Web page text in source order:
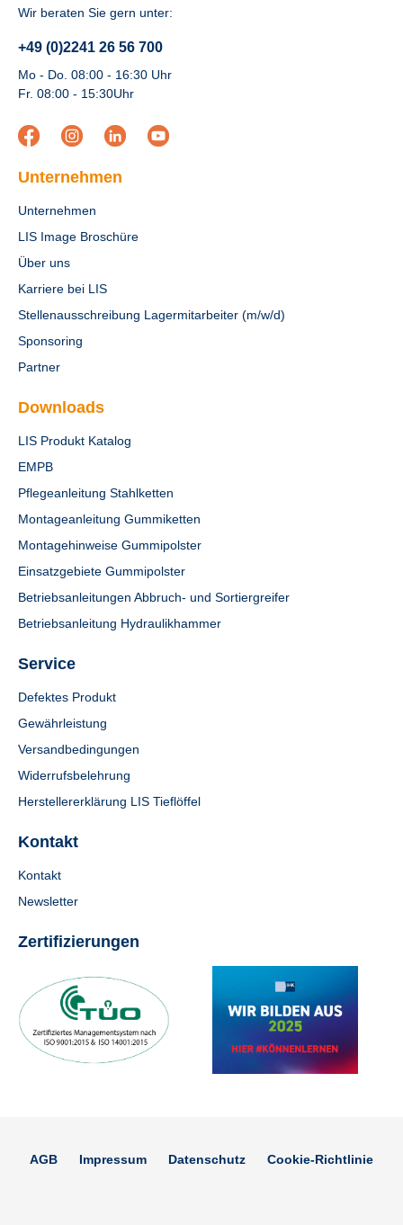
Wir beraten Sie gern unter:
+49 (0)2241 26 56 700
Mo - Do. 08:00 - 16:30 Uhr
Fr. 08:00 - 15:30Uhr
Unternehmen
Unternehmen
LIS Image Broschüre
Über uns
Karriere bei LIS
Stellenausschreibung Lagermitarbeiter (m/w/d)
Sponsoring
Partner
Downloads
LIS Produkt Katalog
EMPB
Pflegeanleitung Stahlketten
Montageanleitung Gummiketten
Montagehinweise Gummipolster
Einsatzgebiete Gummipolster
Betriebsanleitungen Abbruch- und Sortiergreifer
Betriebsanleitung Hydraulikhammer
Service
Defektes Produkt
Gewährleistung
Versandbedingungen
Widerrufsbelehrung
Herstellererklärung LIS Tieflöffel
Kontakt
Kontakt
Newsletter
Zertifizierungen
AGB Impressum Datenschutz Cookie-Richtlinie